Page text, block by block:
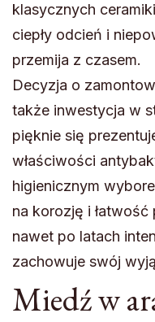
klasycznych
ciepły odcień i
przemija z czasem.
Decyzja o
także inwestycja w
pięknie się
właściwości
higienicznym
na korozję i
nawet po latach
zachowuje swój
Miedź w